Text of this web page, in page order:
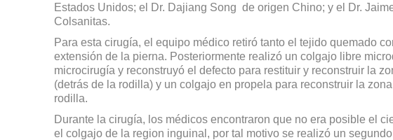
Estados Unidos; el Dr. Dajiang Song de origen Chino; y el Dr.
Colsanitas.
Para esta cirugía, el equipo médico retiró tanto el tejido quemado
extensión de la pierna. Posteriormente realizó un colgajo libre
microcirugía y reconstruyó el defecto para restituir y reconstruir la
(detrás de la rodilla) y un colgajo en propela para reconstruir la
rodilla.
Durante la cirugía, los médicos encontraron que no era posible el
el colgajo de la region inguinal, por tal motivo se realizó un